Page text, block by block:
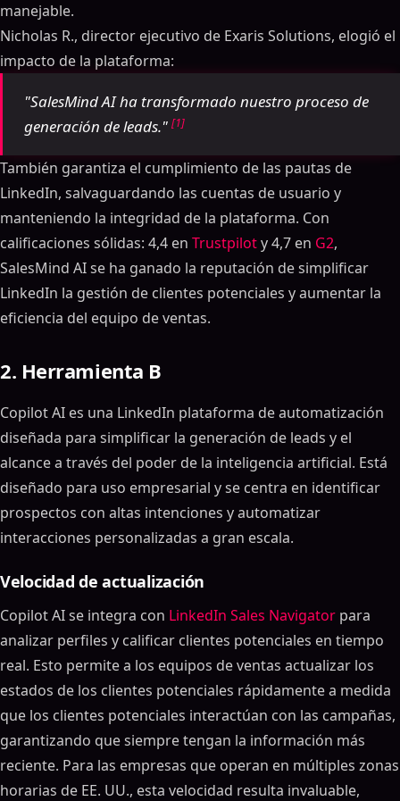
manejable.
Nicholas R., director ejecutivo de Exaris Solutions, elogió el
impacto de la plataforma:
"SalesMind AI ha transformado nuestro proceso de
generación de leads." [1]
También garantiza el cumplimiento de las pautas de
LinkedIn, salvaguardando las cuentas de usuario y
manteniendo la integridad de la plataforma. Con
calificaciones sólidas: 4,4 en Trustpiloty 4,7 en G2,
SalesMind AI se ha ganado la reputación de simplificar
LinkedIn la gestión de clientes potenciales y aumentar la
eficiencia del equipo de ventas.
2. Herramienta B
Copilot AI es una LinkedIn plataforma de automatización
diseñada para simplificar la generación de leads y el
alcance a través del poder de la inteligencia artificial. Está
diseñado para uso empresarial y se centra en identificar
prospectos con altas intenciones y automatizar
interacciones personalizadas a gran escala.
Velocidad de actualización
Copilot AI se integra con LinkedIn Sales Navigator para
analizar perfiles y calificar clientes potenciales en tiempo
real. Esto permite a los equipos de ventas actualizar los
estados de los clientes potenciales rápidamente a medida
que los clientes potenciales interactúan con las campañas,
garantizando que siempre tengan la información más
reciente. Para las empresas que operan en múltiples zonas
horarias de EE. UU., esta velocidad resulta invaluable,